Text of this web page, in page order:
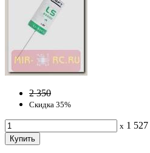
2 350
Скидка 35%
x 1 527